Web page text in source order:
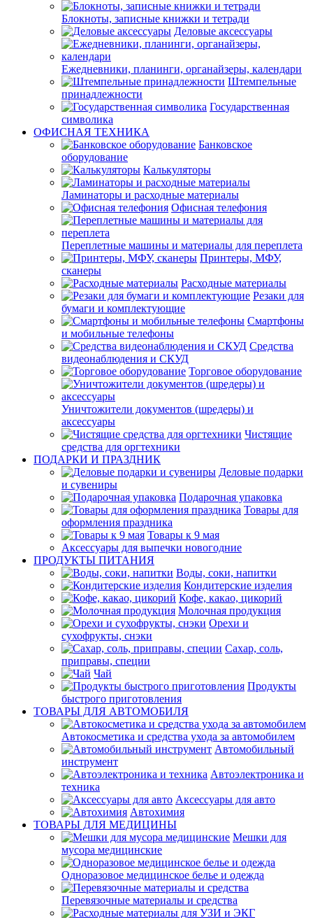
Блокноты, записные книжки и тетради
Деловые аксессуары
Ежедневники, планинги, органайзеры, календари
Штемпельные
принадлежности
Государственная
символика
ОФИСНАЯ ТЕХНИКА
Банковское
оборудование
Калькуляторы
Ламинаторы и расходные материалы
Офисная телефония
Переплетные машины и материалы для переплета
Принтеры, МФУ,
сканеры
Расходные материалы
Резаки для
бумаги и комплектующие
Смартфоны
и мобильные телефоны
Средства
видеонаблюдения и СКУД
Торговое оборудование
Уничтожители документов (шредеры) и
аксессуары
Чистящие
средства для оргтехники
ПОДАРКИ И ПРАЗДНИК
Деловые подарки
и сувениры
Подарочная упаковка
Товары для
оформления праздника
Товары к 9 мая
Аксессуары для выпечки новогодние
ПРОДУКТЫ ПИТАНИЯ
Воды, соки, напитки
Кондитерские изделия
Кофе, какао, цикорий
Молочная продукция
Орехи и
сухофрукты, снэки
Сахар, соль,
приправы, специи
Чай
Продукты
быстрого приготовления
ТОВАРЫ ДЛЯ АВТОМОБИЛЯ
Автокосметика и средства ухода за автомобилем
Автомобильный
инструмент
Автоэлектроника и
техника
Аксессуары для авто
Автохимия
ТОВАРЫ ДЛЯ МЕДИЦИНЫ
Мешки для
мусора медицинские
Одноразовое медицинское белье и одежда
Перевязочные материалы и средства